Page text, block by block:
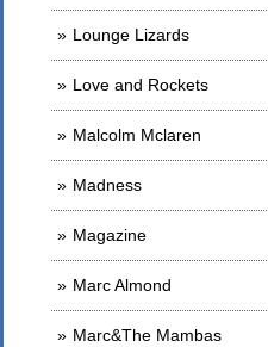
Lounge Lizards
Love and Rockets
Malcolm Mclaren
Madness
Magazine
Marc Almond
Marc&The Mambas